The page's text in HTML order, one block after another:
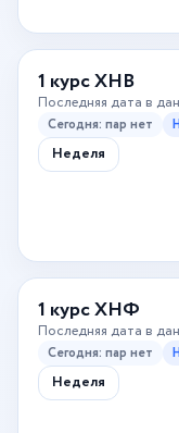
1 курс ХНВ
Последняя дата в
Сегодня: пар нет
Неделя
1 курс ХНФ
Последняя дата в
Сегодня: пар нет
Неделя